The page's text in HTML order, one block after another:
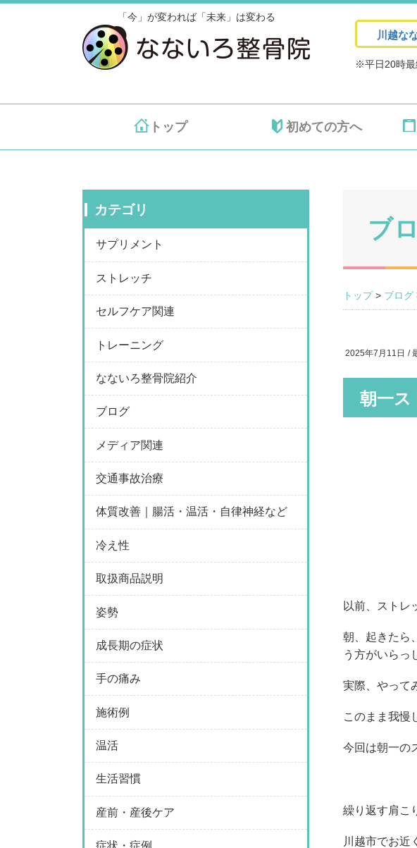
「今」が変われば「未来」は変わる
川越な
※平日20時最
トップ 初めての方へ
ブ
トップ> ブログ
2025年7月11日 /
朝一ス
以前、ストレ
朝、起きたら
う方がいらっ
実際、やって
このまま我慢
今回は朝一の
繰り返す肩こ
川越市でお近
カテゴリ
サプリメント
ストレッチ
セルフケア関連
トレーニング
なないろ整骨院紹介
ブログ
メディア関連
交通事故治療
体質改善｜腸活・温活・自律神経など
冷え性
取扱商品説明
姿勢
成長期の症状
手の痛み
施術例
温活
生活習慣
産前・産後ケア